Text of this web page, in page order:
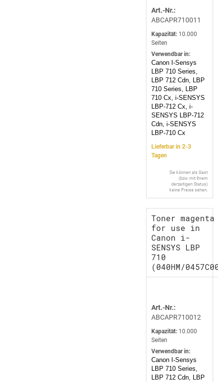
Art.-Nr.:
ABCAPR710011
Kapazität: 10.000
Seiten
Verwendbar in:
Canon I-Sensys
LBP 710 Series,
LBP 712 Cdn, LBP
710 Series, LBP
710 Cx, i-SENSYS
LBP-712 Cx, i-
SENSYS LBP-712
Cdn, i-SENSYS
LBP-710 Cx
Lieferbar in 2-3
Tagen
Sie können als Gast
(bzw. mit Ihrem
derzeitigen Status)
keine Preise sehen.
Toner magenta
for use in
Canon i-
SENSYS LBP
710
(040HM/
Art.-Nr.:
ABCAPR710012
Kapazität: 10.000
Seiten
Verwendbar in:
Canon I-Sensys
LBP 710 Series,
LBP 712 Cdn, LBP